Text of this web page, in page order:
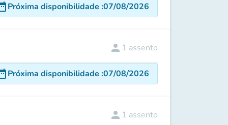
Próxima disponibilidade :07/08/2026
person 1 assento
Próxima disponibilidade :07/08/2026
person 1 assento